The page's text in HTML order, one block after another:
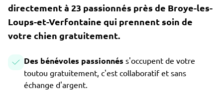
directement à 23 passionnés près de Broye-les-
Loups-et-Verfontaine qui prennent soin de
votre chien gratuitement.
Des bénévoles passionnés s'occupent de votre
toutou gratuitement, c'est collaboratif et sans
échange d'argent.